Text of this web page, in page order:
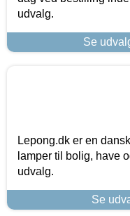
udvalg.
Se
Lepong.dk er en
lamper til bolig, have
udvalg.
Se